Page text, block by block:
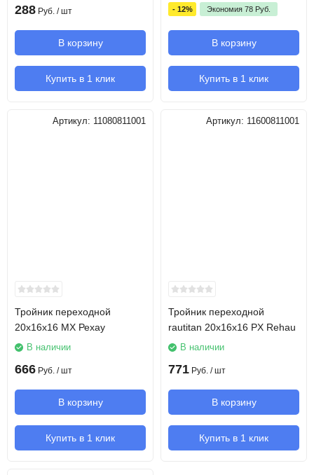
288 Руб. / шт
В корзину
Купить в 1 клик
- 12% Экономия 78 Руб.
В корзину
Купить в 1 клик
Артикул: 11080811001
Тройник переходной
20х16х16 MX Рехау
В наличии
666 Руб. / шт
В корзину
Купить в 1 клик
Артикул: 11600811001
Тройник переходной
rautitan 20х16х16 PX Rehau
В наличии
771 Руб. / шт
В корзину
Купить в 1 клик